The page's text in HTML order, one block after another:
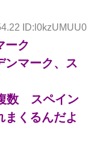
ID:l0kzUMUU0
ーク
マーク、ス
数 スペイン
まくるんだよ